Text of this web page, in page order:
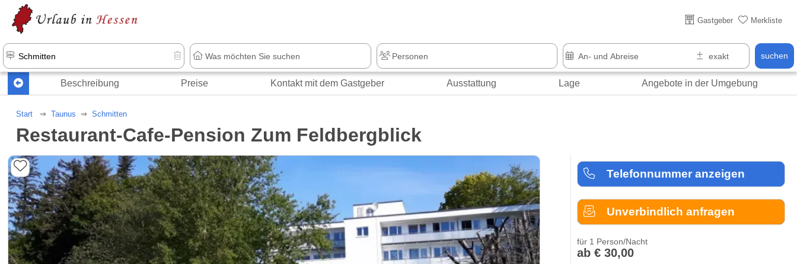
Gastgeber Merkliste
suchen
Beschreibung Preise Kontakt mit dem Gastgeber Ausstattung Lage Angebote in der Umgebung
Start Taunus Schmitten
Restaurant-Cafe-Pension Zum Feldbergblick
Telefonnummer anzeigen
Unverbindlich anfragen
für 1 Person/Nacht
ab € 30,00